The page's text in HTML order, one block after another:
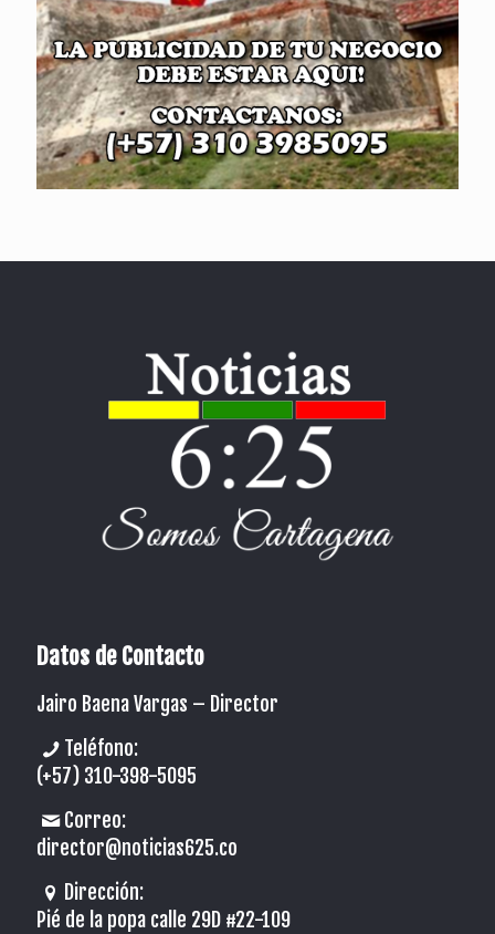
Datos de Contacto
Jairo Baena Vargas – Director
Teléfono:
(+57) 310-398-5095
Correo:
director@noticias625.co
Dirección:
Pié de la popa calle 29D #22-109